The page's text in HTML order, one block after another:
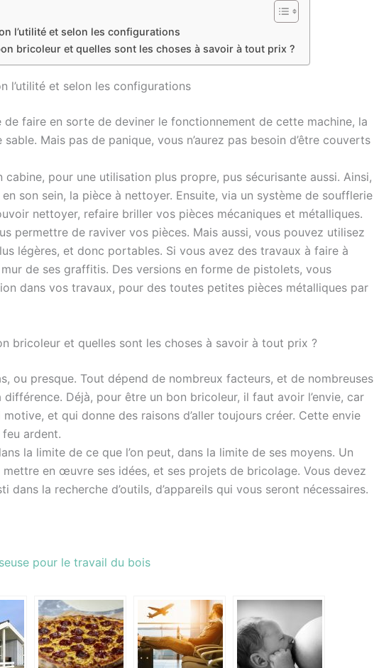
l’utilité et selon les configurations
bricoleur et quelles sont les choses à savoir à tout prix ?
l’utilité et selon les configurations
faire en sorte de deviner le fonctionnement de cette machine, la
Mais pas de panique, vous n’aurez pas besoin d’être couverts
cabine, pour une utilisation plus propre, pus sécurisante aussi. Ainsi,
son sein, la pièce à nettoyer. Ensuite, via un système de soufflerie
nettoyer, refaire briller vos pièces mécaniques et métalliques.
permettre de raviver vos pièces. Mais aussi, vous pouvez utilisez
légères, et donc portables. Si vous avez des travaux à faire à
de ses graffitis. Des versions en forme de pistolets, vous
dans vos travaux, pour des toutes petites pièces métalliques par
bricoleur et quelles sont les choses à savoir à tout prix ?
ou presque. Tout dépend de nombreux facteurs, et de nombreuses
Déjà, pour être un bon bricoleur, il faut avoir l’envie, car
motive, et qui donne des raisons d’aller toujours créer. Cette envie
ardent.
la limite de ce que l’on peut, dans la limite de ses moyens. Un
en œuvre ses idées, et ses projets de bricolage. Vous devez
dans la recherche d’outils, d’appareils qui vous seront nécessaires.
pour le travail du bois